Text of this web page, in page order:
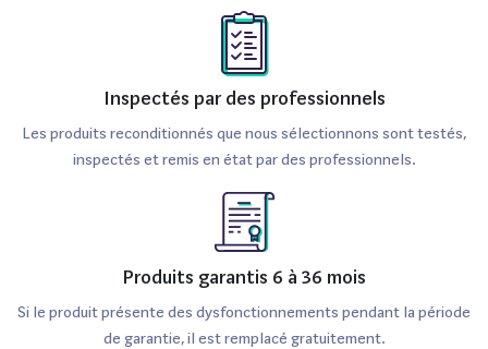
Inspectés par des professionnels
Les produits reconditionnés que nous sélectionnons sont testés,
inspectés et remis en état par des professionnels.
Produits garantis 6 à 36 mois
Si le produit présente des dysfonctionnements pendant la période
de garantie, il est remplacé gratuitement.